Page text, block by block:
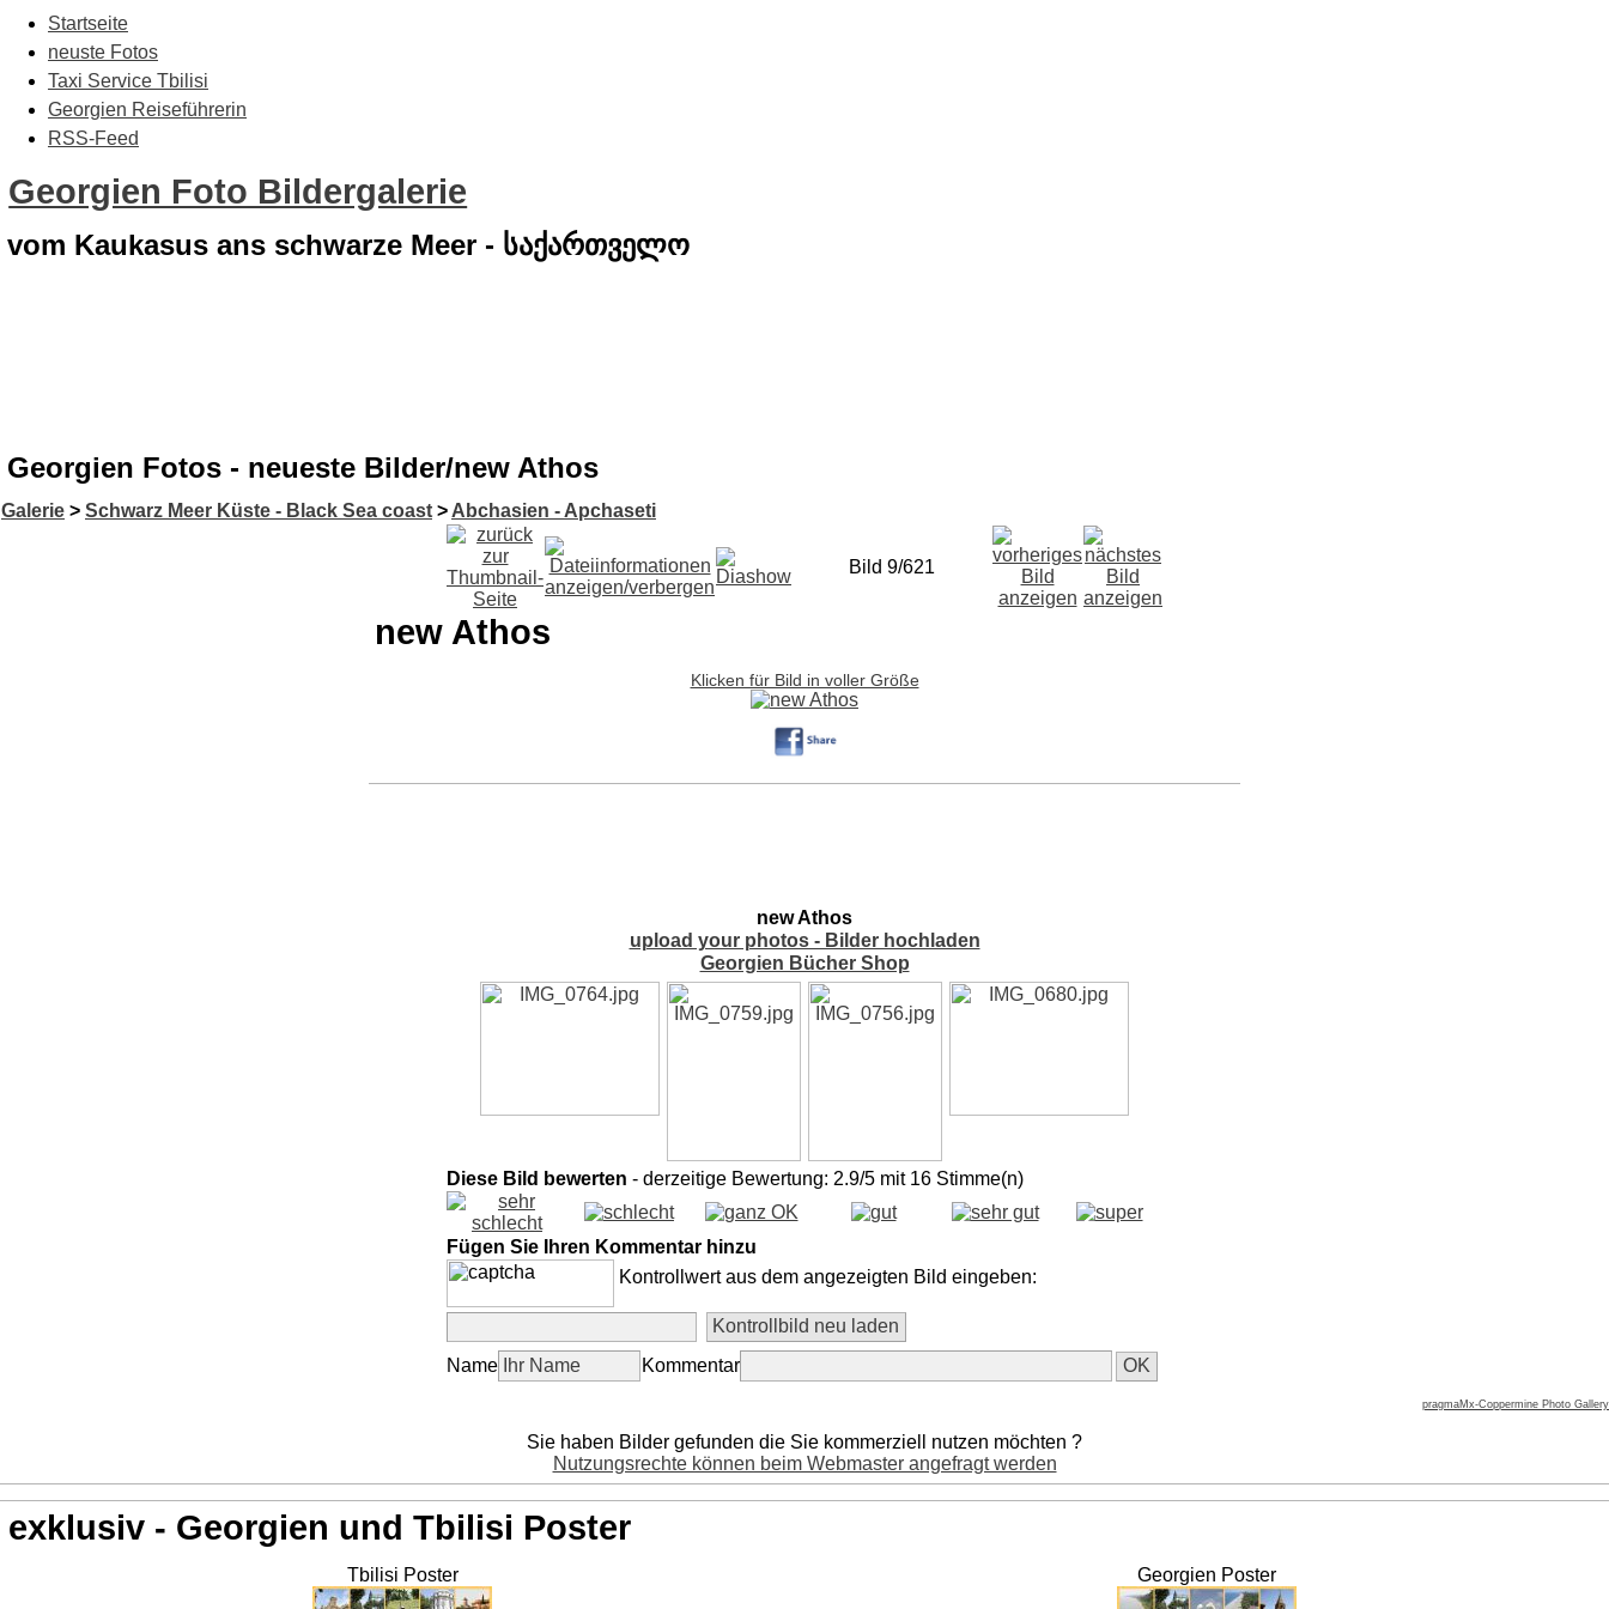
Startseite
neuste Fotos
Taxi Service Tbilisi
Georgien Reiseführerin
RSS-Feed
Georgien Foto Bildergalerie
vom Kaukasus ans schwarze Meer - საქართველო
Georgien Fotos - neueste Bilder/new Athos
Galerie > Schwarz Meer Küste - Black Sea coast > Abchasien - Apchaseti
Bild 9/621
new Athos
Klicken für Bild in voller Größe
new Athos
upload your photos - Bilder hochladen
Georgien Bücher Shop
Diese Bild bewerten - derzeitige Bewertung: 2.9/5 mit 16 Stimme(n)
Fügen Sie Ihren Kommentar hinzu
Kontrollwert aus dem angezeigten Bild eingeben:
Name Kommentar
pragmaMx-Coppermine Photo Gallery
Sie haben Bilder gefunden die Sie kommerziell nutzen möchten ?
Nutzungsrechte können beim Webmaster angefragt werden
exklusiv - Georgien und Tbilisi Poster
Tbilisi Poster Georgien Poster